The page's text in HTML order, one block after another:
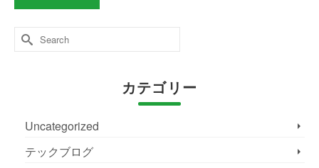
Search
for:
カテゴリー
Uncategorized
テックブログ